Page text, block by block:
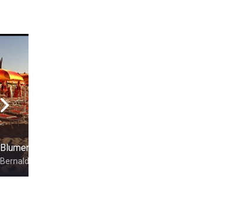
Blumen Bad Beach
Bernalda